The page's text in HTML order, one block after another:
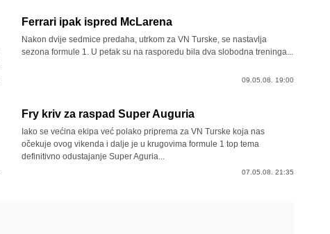
Ferrari ipak ispred McLarena
Nakon dvije sedmice predaha, utrkom za VN Turske, se nastavlja
sezona formule 1. U petak su na rasporedu bila dva slobodna treninga...
09.05.08. 19:00
Fry kriv za raspad Super Auguria
Iako se većina ekipa već polako priprema za VN Turske koja nas
očekuje ovog vikenda i dalje je u krugovima formule 1 top tema
definitivno odustajanje Super Aguria...
07.05.08. 21:35